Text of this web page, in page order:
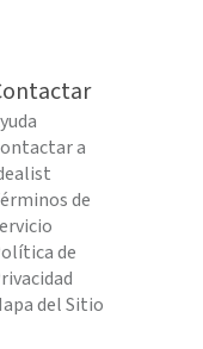
a
de
de
del Sitio